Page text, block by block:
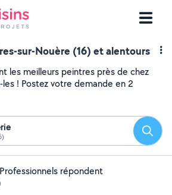
sur-Nouère (16) et alentours
les meilleurs peintres près de chez
! Postez votre demande en 2
répondent